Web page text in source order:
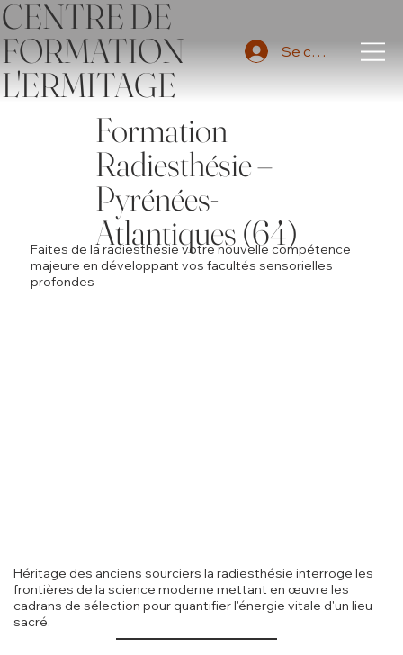
CENTRE DE
FORMATION
L'ERMITAGE
Se connecter
Formation
Radiesthésie –
Pyrénées-
Atlantiques (64)
Faites de la radiesthésie votre nouvelle compétence
majeure en développant vos facultés sensorielles
profondes
Héritage des anciens sourciers la radiesthésie interroge les
frontières de la science moderne mettant en œuvre les
cadrans de sélection pour quantifier l'énergie vitale d'un lieu
sacré.